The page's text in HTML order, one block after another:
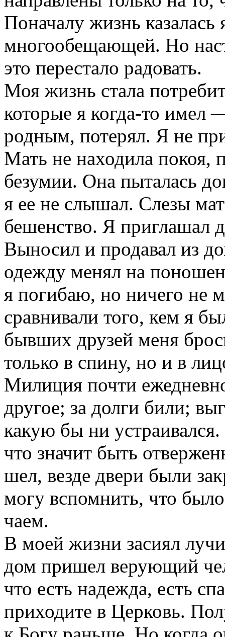
Поначалу жизнь
многообещающей. Но
это перестало радовать.
Моя жизнь стала
которые я когда-то
родным, потерял. Я не
Мать не находила покоя,
безумии. Она пыталась
я ее не слышал. Слезы
бешенство. Я приглашал
Выносил и продавал из
одежду менял на
я погибаю, но ничего не
сравнивали того, кем я
бывших друзей меня
только в спину, но и в
Милиция почти
другое; за долги били;
какую бы ни
что значит быть
шел, везде двери были
могу вспомнить, что
чаем.
В моей жизни засиял
дом пришел верующий
что есть надежда, есть
приходите в Церковь.